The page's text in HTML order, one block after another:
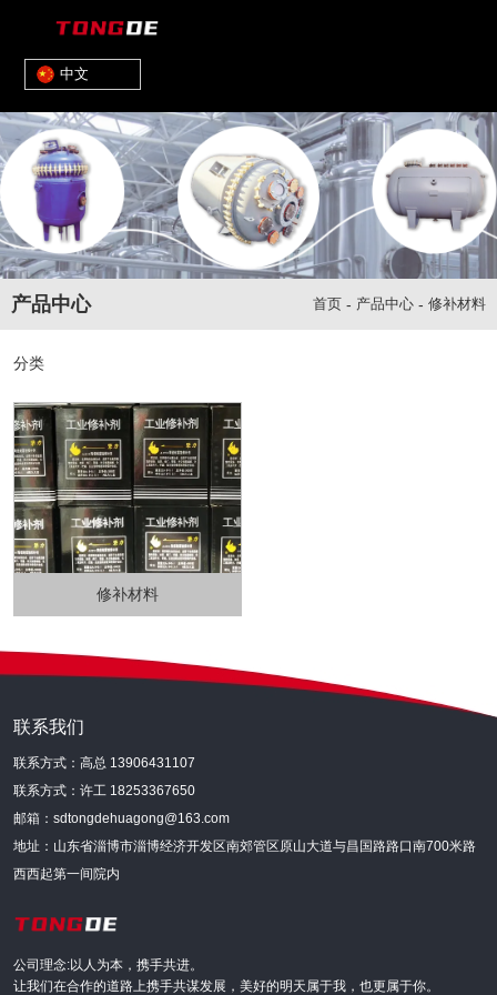
中文
产品中心 首页 - 产品中心 - 修补材料
分类
修补材料
联系我们
联系方式：高总 13906431107
联系方式：许工 18253367650
邮箱：sdtongdehuagong@163.com
地址：山东省淄博市淄博经济开发区南郊管区原山大道与昌国路路口南700米路
西西起第一间院内
公司理念:以人为本，携手共进。
让我们在合作的道路上携手共谋发展，美好的明天属于我，也更属于你。